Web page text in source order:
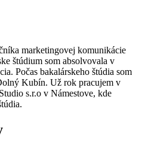
marketingovej komunikácie
štúdium som absolvovala v
Počas bakalárskeho štúdia som
Kubín. Už rok pracujem v
s.r.o v Námestove, kde